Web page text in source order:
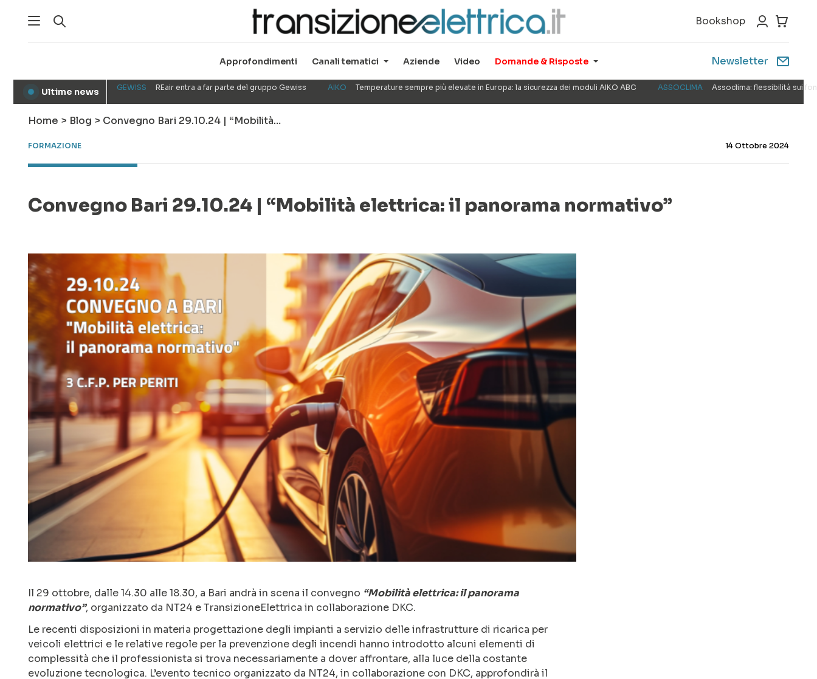
Bookshop
Approfondimenti Canali tematici Aziende Video Domande & Risposte Newsletter
● Ultime news GEWISS REair entra a far parte del gruppo Gewiss AIKO Temperature sempre più elevate in Europa: la sicurezza dei moduli AIKO ABC ASSOCLIMA Assoclima: flessibilità sui
Home > Blog > Convegno Bari 29.10.24 | “Mobilità…
FORMAZIONE 14 Ottobre 2024
Convegno Bari 29.10.24 | “Mobilità elettrica: il panorama normativo”
Il 29 ottobre, dalle 14.30 alle 18.30, a Bari andrà in scena il convegno “Mobilità elettrica: il panorama
normativo”, organizzato da NT24 e TransizioneElettrica in collaborazione DKC.
Le recenti disposizioni in materia progettazione degli impianti a servizio delle infrastrutture di ricarica per
veicoli elettrici e le relative regole per la prevenzione degli incendi hanno introdotto alcuni elementi di
complessità che il professionista si trova necessariamente a dover affrontare, alla luce della costante
evoluzione tecnologica. L’evento tecnico organizzato da NT24, in collaborazione con DKC, approfondirà il